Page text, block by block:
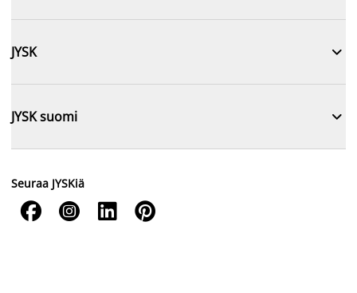
JYSK 
JYSK suomi 
Seuraa JYSKiä
   